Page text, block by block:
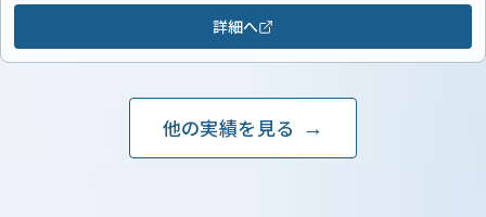
詳細へ
他の実績を見る